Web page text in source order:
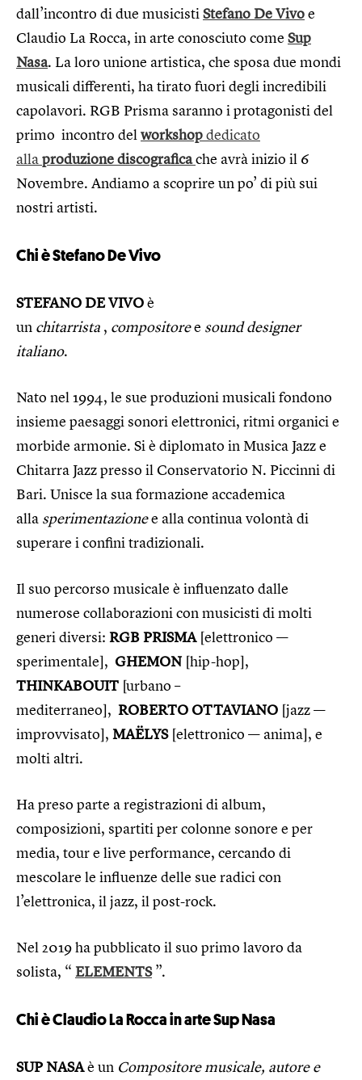
dall’incontro di due musicistiStefano De Vivoe
Claudio La Rocca, in arte conosciuto come Sup
Nasa. La loro unione artistica, che sposa due mondi
musicali differenti, ha tirato fuori degli incredibili
capolavori. RGB Prisma saranno i protagonisti del
primo incontro delworkshopdedicato
allaproduzione discograficache avrà inizio il 6
Novembre. Andiamo a scoprire un po’ di più sui
nostri artisti.
Chi è Stefano De Vivo
STEFANO DE VIVOè
un chitarrista , compositoree sound designer
italiano.
Nato nel 1994, le sue produzioni musicali fondono
insieme paesaggi sonori elettronici, ritmi organici e
morbide armonie. Si è diplomato in Musica Jazz e
Chitarra Jazz presso il Conservatorio N. Piccinni di
Bari. Unisce la sua formazione accademica
alla sperimentazionee alla continua volontà di
superare i confini tradizionali.
Il suo percorso musicale è influenzato dalle
numerose collaborazioni con musicisti di molti
generi diversi: RGB PRISMA [elettronico —
sperimentale], GHEMON[hip-hop],
THINKABOUIT [urbano –
mediterraneo], ROBERTO OTTAVIANO [jazz —
improvvisato], MAËLYS[elettronico — anima], e
molti altri.
Ha preso parte a registrazioni di album,
composizioni, spartiti per colonne sonore e per
media, tour e live performance, cercando di
mescolare le influenze delle sue radici con
l’elettronica, il jazz, il post-rock.
Nel 2019 ha pubblicato il suo primo lavoro da
solista, “ ELEMENTS”.
Chi è Claudio La Rocca in arte Sup Nasa
SUP NASAè un Compositore musicale, autore e